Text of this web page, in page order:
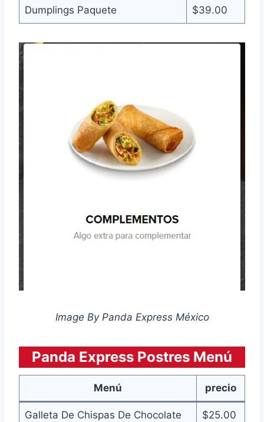
Dumplings Paquete $39.00
Image By Panda Express México
Panda Express Postres Menú
Menú precio
Galleta De Chispas De Chocolate $25.00